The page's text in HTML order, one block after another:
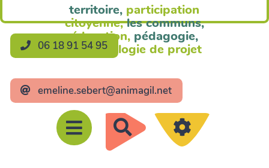
R
e
territoire, participation
citoyenne, les communs,
éducation, pédagogie,
méthodologie de projet
06 18 91 54 95
emeline.sebert@animagil.net